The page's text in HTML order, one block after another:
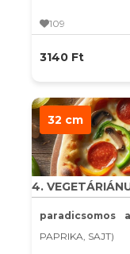
109
3140 Ft
32 cm
4.
paradicsomos
PAPRIKA, SAJT)